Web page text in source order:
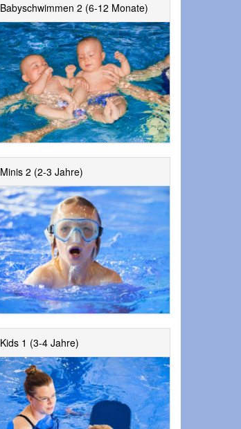
Babyschwimmen 2 (6-12 Monate)
Minis 2 (2-3 Jahre)
Kids 1 (3-4 Jahre)